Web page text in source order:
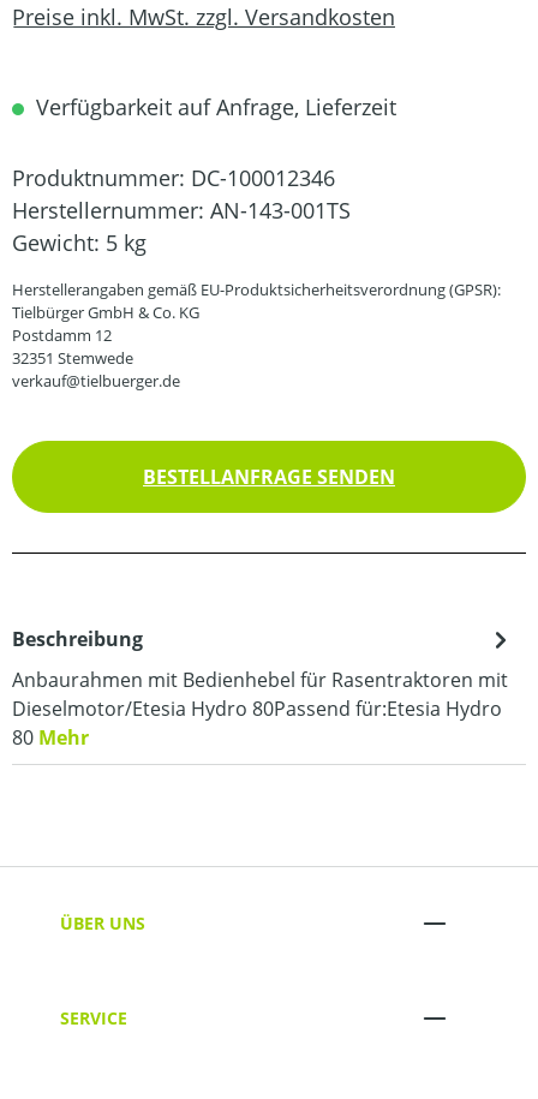
Preise inkl. MwSt. zzgl. Versandkosten
Verfügbarkeit auf Anfrage, Lieferzeit
Produktnummer: DC-100012346
Herstellernummer: AN-143-001TS
Gewicht: 5 kg
Herstellerangaben gemäß EU-Produktsicherheitsverordnung (GPSR):
Tielbürger GmbH & Co. KG
Postdamm 12
32351 Stemwede
verkauf@tielbuerger.de
BESTELLANFRAGE SENDEN
Beschreibung
Anbaurahmen mit Bedienhebel für Rasentraktoren mit
Dieselmotor/Etesia Hydro 80Passend für:Etesia Hydro
80 Mehr
ÜBER UNS
SERVICE